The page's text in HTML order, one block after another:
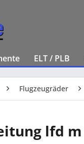
ELT / PLB
Flugzeugräder
lfd m